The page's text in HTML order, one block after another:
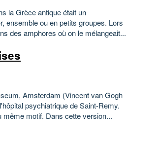
la Grèce antique était un
ensemble ou en petits groupes. Lors
des amphores où on le mélangeait...
Amsterdam (Vincent van Gogh
psychiatrique de Saint-Remy.
même motif. Dans cette version...